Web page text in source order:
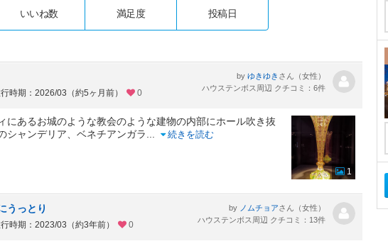
いいね数 満足度 投稿日
時期：2026/03（約5ヶ月前） 0
by ゆきゆき さん（女性）
ハウステンボス周辺 クチコミ：6件
にあるお城のような教会のような建物の内部にホール吹き抜
シャンデリア、ベネチアンガラ
続きを読む
1
うっとり
時期：2023/03（約3年前） 0
by ノムチョアさん（女性）
ハウステンボス周辺 クチコミ：13件